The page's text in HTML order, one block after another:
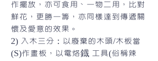
作擺放，亦可食用、一物二用，比對
鮮花，更勝一籌，亦同樣達到傳遞關
懷及愛意的效果。
2) 入木三分：以廢棄的木頭/木板當
(S)作畫板，以電烙鐡 工具(俗稱辣